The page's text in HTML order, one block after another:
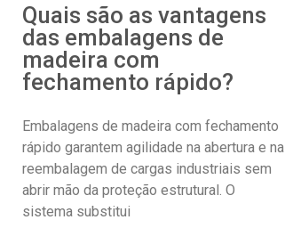
Quais são as vantagens
das embalagens de
madeira com
fechamento rápido?
Embalagens de madeira com fechamento
rápido garantem agilidade na abertura e na
reembalagem de cargas industriais sem
abrir mão da proteção estrutural. O
sistema substitui